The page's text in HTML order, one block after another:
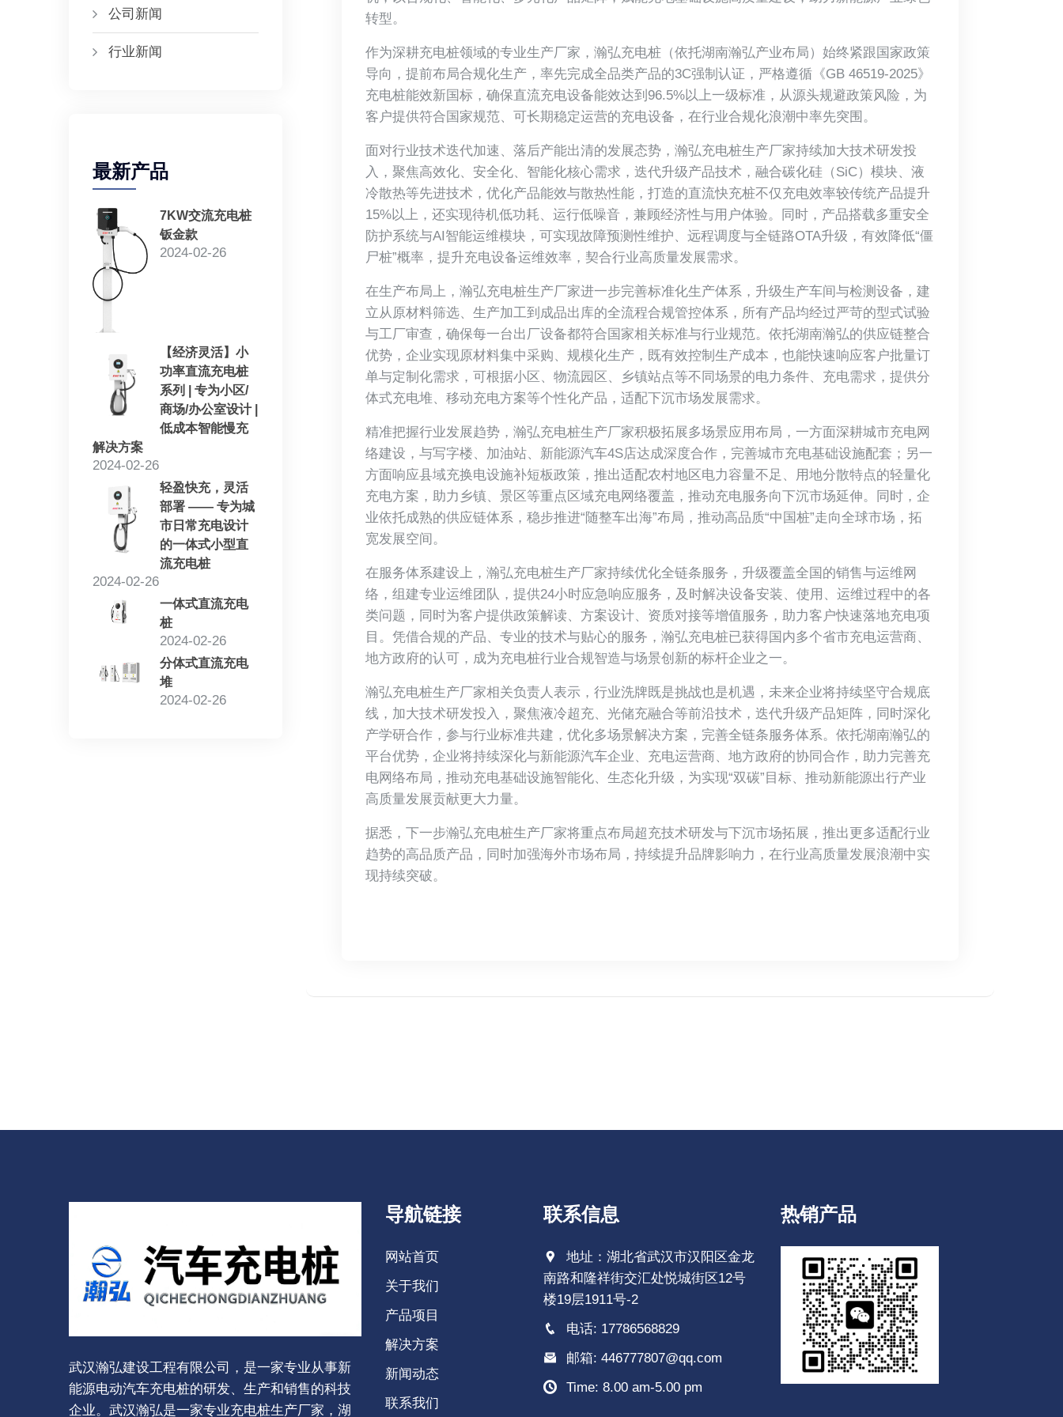
公司新闻
行业新闻
最新产品
7KW交流充电桩
钣金款
2024-02-26
【经济灵活】小
功率直流充电桩
系列 | 专为小区/
商场/办公室设计 |
低成本智能慢充
解决方案
2024-02-26
轻盈快充，灵活
部署 —— 专为城
市日常充电设计
的一体式小型直
流充电桩
2024-02-26
一体式直流充电
桩
2024-02-26
分体式直流充电
堆
2024-02-26
转型。
作为深耕充电桩领域的专业生产厂家，瀚弘充电桩（依托湖南瀚弘产业布局）始终紧跟国家政策
导向，提前布局合规化生产，率先完成全品类产品的3C强制认证，严格遵循《GB 46519-2025》
充电桩能效新国标，确保直流充电设备能效达到96.5%以上一级标准，从源头规避政策风险，为
客户提供符合国家规范、可长期稳定运营的充电设备，在行业合规化浪潮中率先突围。
面对行业技术迭代加速、落后产能出清的发展态势，瀚弘充电桩生产厂家持续加大技术研发投
入，聚焦高效化、安全化、智能化核心需求，迭代升级产品技术，融合碳化硅（SiC）模块、液
冷散热等先进技术，优化产品能效与散热性能，打造的直流快充桩不仅充电效率较传统产品提升
15%以上，还实现待机低功耗、运行低噪音，兼顾经济性与用户体验。同时，产品搭载多重安全
防护系统与AI智能运维模块，可实现故障预测性维护、远程调度与全链路OTA升级，有效降低“僵
尸桩”概率，提升充电设备运维效率，契合行业高质量发展需求。
在生产布局上，瀚弘充电桩生产厂家进一步完善标准化生产体系，升级生产车间与检测设备，建
立从原材料筛选、生产加工到成品出库的全流程合规管控体系，所有产品均经过严苛的型式试验
与工厂审查，确保每一台出厂设备都符合国家相关标准与行业规范。依托湖南瀚弘的供应链整合
优势，企业实现原材料集中采购、规模化生产，既有效控制生产成本，也能快速响应客户批量订
单与定制化需求，可根据小区、物流园区、乡镇站点等不同场景的电力条件、充电需求，提供分
体式充电堆、移动充电方案等个性化产品，适配下沉市场发展需求。
精准把握行业发展趋势，瀚弘充电桩生产厂家积极拓展多场景应用布局，一方面深耕城市充电网
络建设，与写字楼、加油站、新能源汽车4S店达成深度合作，完善城市充电基础设施配套；另一
方面响应县域充换电设施补短板政策，推出适配农村地区电力容量不足、用地分散特点的轻量化
充电方案，助力乡镇、景区等重点区域充电网络覆盖，推动充电服务向下沉市场延伸。同时，企
业依托成熟的供应链体系，稳步推进“随整车出海”布局，推动高品质“中国桩”走向全球市场，拓
宽发展空间。
在服务体系建设上，瀚弘充电桩生产厂家持续优化全链条服务，升级覆盖全国的销售与运维网
络，组建专业运维团队，提供24小时应急响应服务，及时解决设备安装、使用、运维过程中的各
类问题，同时为客户提供政策解读、方案设计、资质对接等增值服务，助力客户快速落地充电项
目。凭借合规的产品、专业的技术与贴心的服务，瀚弘充电桩已获得国内多个省市充电运营商、
地方政府的认可，成为充电桩行业合规智造与场景创新的标杆企业之一。
瀚弘充电桩生产厂家相关负责人表示，行业洗牌既是挑战也是机遇，未来企业将持续坚守合规底
线，加大技术研发投入，聚焦液冷超充、光储充融合等前沿技术，迭代升级产品矩阵，同时深化
产学研合作，参与行业标准共建，优化多场景解决方案，完善全链条服务体系。依托湖南瀚弘的
平台优势，企业将持续深化与新能源汽车企业、充电运营商、地方政府的协同合作，助力完善充
电网络布局，推动充电基础设施智能化、生态化升级，为实现“双碳”目标、推动新能源出行产业
高质量发展贡献更大力量。
据悉，下一步瀚弘充电桩生产厂家将重点布局超充技术研发与下沉市场拓展，推出更多适配行业
趋势的高品质产品，同时加强海外市场布局，持续提升品牌影响力，在行业高质量发展浪潮中实
现持续突破。
武汉瀚弘建设工程有限公司，是一家专业从事新
能源电动汽车充电桩的研发、生产和销售的科技
企业。武汉瀚弘是一家专业充电桩生产厂家，湖
导航链接
网站首页
关于我们
产品项目
解决方案
新闻动态
联系我们
联系信息
地址：湖北省武汉市汉阳区金龙
南路和隆祥街交汇处悦城街区12号
楼19层1911号-2
电话: 17786568829
邮箱: 446777807@qq.com
Time: 8.00 am-5.00 pm
热销产品